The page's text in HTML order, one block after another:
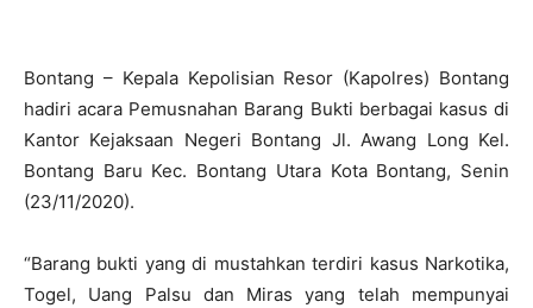
Bontang – Kepala Kepolisian Resor (Kapolres) Bontang
hadiri acara Pemusnahan Barang Bukti berbagai kasus di
Kantor Kejaksaan Negeri Bontang Jl. Awang Long Kel.
Bontang Baru Kec. Bontang Utara Kota Bontang, Senin
(23/11/2020).
“Barang bukti yang di mustahkan terdiri kasus Narkotika,
Togel, Uang Palsu dan Miras yang telah mempunyai